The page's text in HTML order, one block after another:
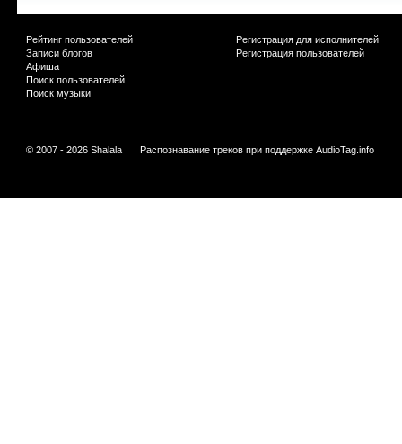
Рейтинг пользователей
Записи блогов
Афиша
Поиск пользователей
Поиск музыки
Регистрация для исполнителей
Регистрация пользователей
© 2007 - 2026 Shalala Распознавание треков при поддержке AudioTag.info